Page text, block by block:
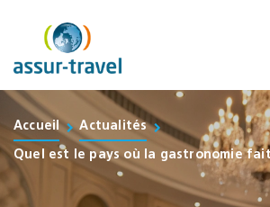
contenu
Accueil Actualités
Quel est le pays où la gastronomie